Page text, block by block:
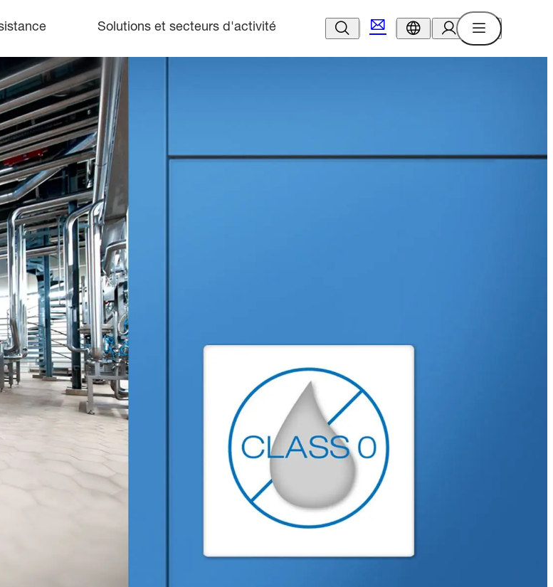
Solutions et secteurs d'activité